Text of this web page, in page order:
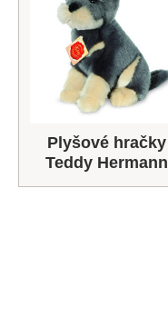
Plyšové hračky
Teddy Hermann